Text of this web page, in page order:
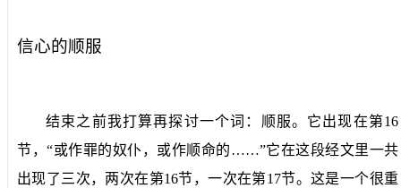
信心的顺服
结束之前我打算再探讨一个词：顺服。它出现在第16
节，“或作罪的奴仆，或作顺命的……”它在这段经文里一共
出现了三次，两次在第16节，一次在第17节。这是一个很重